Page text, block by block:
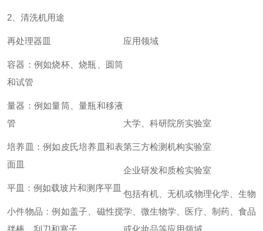
2、清洗机用途
再处理器皿 应用领域
容器：例如烧杯、烧瓶、圆筒
和试管
量器：例如量筒、量瓶和移液
管
培养皿：例如皮氏培养皿和表
面皿
平皿：例如载玻片和测序平皿
小件物品：例如盖子、磁性搅
拌棒、刮刀和塞子
大学、科研院所实验室
第三方检测机构实验室
企业研发和质检实验室
包括有机、无机或物理化学、生物
学、微生物学、医疗、制药、食品
或化妆品等应用领域